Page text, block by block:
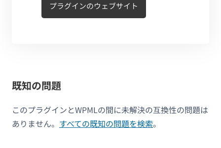
プラグインのウェブサイト
既知の問題
このプラグインとWPMLの間に未解決の互換性の問題は
ありません。 すべての既知の問題を検索。